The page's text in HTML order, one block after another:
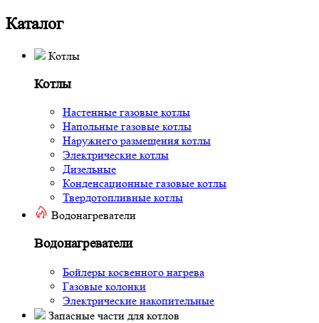
Каталог
Котлы
Котлы
Настенные газовые котлы
Напольные газовые котлы
Наружнего размещения котлы
Электрические котлы
Дизельные
Конденсационные газовые котлы
Твердотопливные котлы
Водонагреватели
Водонагреватели
Бойлеры косвенного нагрева
Газовые колонки
Электрические накопительные
Запасные части для котлов